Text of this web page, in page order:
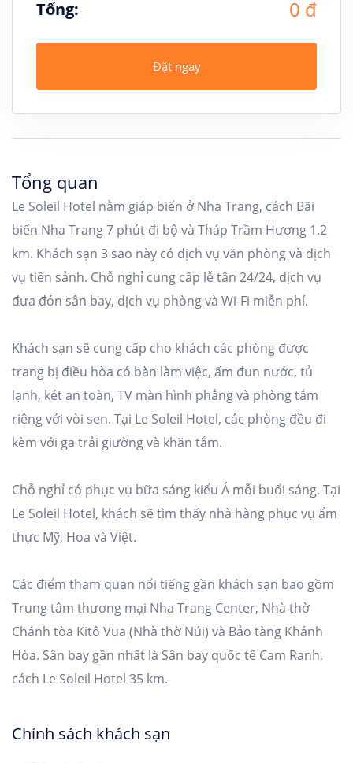
Tổng: 0 đ
Đặt ngay
Tổng quan
Le Soleil Hotel nằm giáp biển ở Nha Trang, cách Bãi
biển Nha Trang 7 phút đi bộ và Tháp Trầm Hương 1.2
km. Khách sạn 3 sao này có dịch vụ văn phòng và dịch
vụ tiền sảnh. Chỗ nghỉ cung cấp lễ tân 24/24, dịch vụ
đưa đón sân bay, dịch vụ phòng và Wi-Fi miễn phí.
Khách sạn sẽ cung cấp cho khách các phòng được
trang bị điều hòa có bàn làm việc, ấm đun nước, tủ
lạnh, két an toàn, TV màn hình phẳng và phòng tắm
riêng với vòi sen. Tại Le Soleil Hotel, các phòng đều đi
kèm với ga trải giường và khăn tắm.
Chỗ nghỉ có phục vụ bữa sáng kiểu Á mỗi buổi sáng. Tại
Le Soleil Hotel, khách sẽ tìm thấy nhà hàng phục vụ ẩm
thực Mỹ, Hoa và Việt.
Các điểm tham quan nổi tiếng gần khách sạn bao gồm
Trung tâm thương mại Nha Trang Center, Nhà thờ
Chánh tòa Kitô Vua (Nhà thờ Núi) và Bảo tàng Khánh
Hòa. Sân bay gần nhất là Sân bay quốc tế Cam Ranh,
cách Le Soleil Hotel 35 km.
Chính sách khách sạn